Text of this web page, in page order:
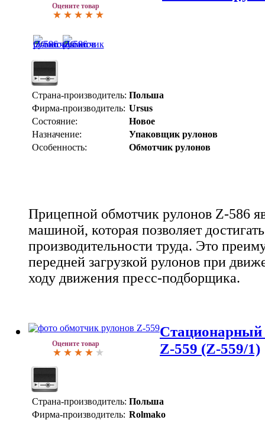
Оцените товар
Страна-производитель: Польша
Фирма-производитель: Ursus
Состояние:
Новое
Назначение:
Упаковщик рулонов
Особенность:
Обмотчик рулонов
Прицепной обмотчик рулонов Z-586
машиной, которая позволяет
производительности труда. Это
передней загрузкой рулонов при
ходу движения пресс-подборщика.
Оцените товар
Стационарный
Z-559 (Z-559/1)
Страна-производитель: Польша
Фирма-производитель: Rolmako